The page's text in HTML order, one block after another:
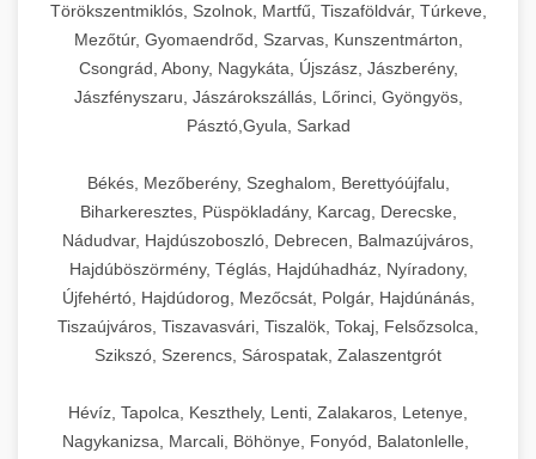
Törökszentmiklós, Szolnok, Martfű, Tiszaföldvár, Túrkeve,
Mezőtúr, Gyomaendrőd, Szarvas, Kunszentmárton,
Csongrád, Abony, Nagykáta, Újszász, Jászberény,
Jászfényszaru, Jászárokszállás, Lőrinci, Gyöngyös,
Pásztó,Gyula, Sarkad
Békés, Mezőberény, Szeghalom, Berettyóújfalu,
Biharkeresztes, Püspökladány, Karcag, Derecske,
Nádudvar, Hajdúszoboszló, Debrecen, Balmazújváros,
Hajdúböszörmény, Téglás, Hajdúhadház, Nyíradony,
Újfehértó, Hajdúdorog, Mezőcsát, Polgár, Hajdúnánás,
Tiszaújváros, Tiszavasvári, Tiszalök, Tokaj, Felsőzsolca,
Szikszó, Szerencs, Sárospatak, Zalaszentgrót
Hévíz, Tapolca, Keszthely, Lenti, Zalakaros, Letenye,
Nagykanizsa, Marcali, Böhönye, Fonyód, Balatonlelle,